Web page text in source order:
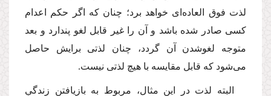
لذت فوق العاده‌اى خواهد برد؛ چنان كه اگر حكم اعدام
كسى صادر شده باشد و آن را غیر قابل لغو پندارد و بعد
متوجه لغوشدن آن گردد، چنان لذتى برایش حاصل
مى‌شود كه قابل مقایسه با هیچ لذتى نیست.
البته لذت در این مثال، مربوط به بازیافتن زندگىِ